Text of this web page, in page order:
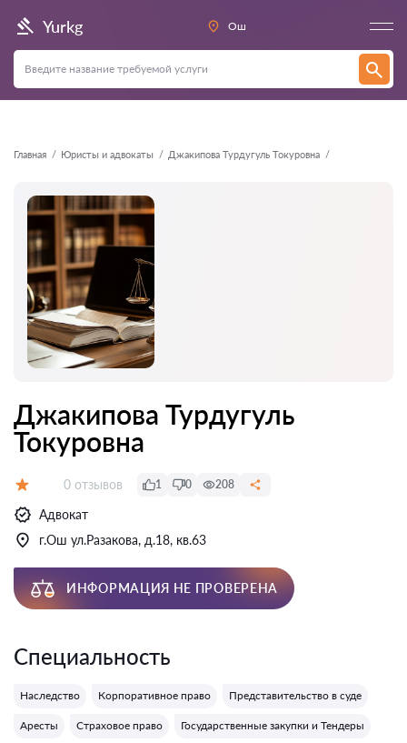
Yurkg Ош
Главная Юристы и адвокаты Джакипова Турдугуль Токуровна
Назад
Джакипова Турдугуль
Токуровна
Отзывов:
0 отзывов 1 0 208
Адвокат
г.Ош ул.Разакова, д.18, кв.63
ИНФОРМАЦИЯ НЕ ПРОВЕРЕНА
Специальность
Наследство Корпоративное право Представительство в суде
Аресты Страховое право Государственные закупки и Тендеры